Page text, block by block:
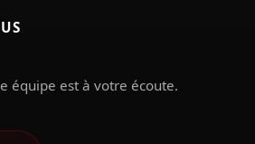
équipe est à votre écoute.